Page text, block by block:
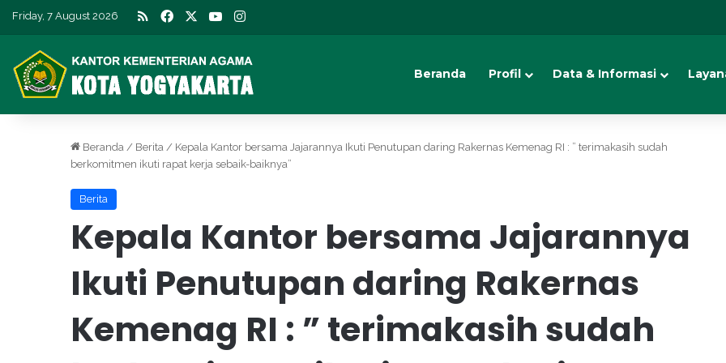
Friday, 7 August 2026 RSS Facebook YouTube
Beranda Profil Data & Informasi
Beranda / Berita / Kepala Kantor bersama Jajarannya Ikuti Penutupan daring Rakernas Kemenag RI : ” terimakasih sudah
berkomitmen ikuti rapat kerja sebaik-baiknya”
Berita
Kepala Kantor bersama Jajarannya
Ikuti Penutupan daring Rakernas
Kemenag RI : ” terimakasih sudah